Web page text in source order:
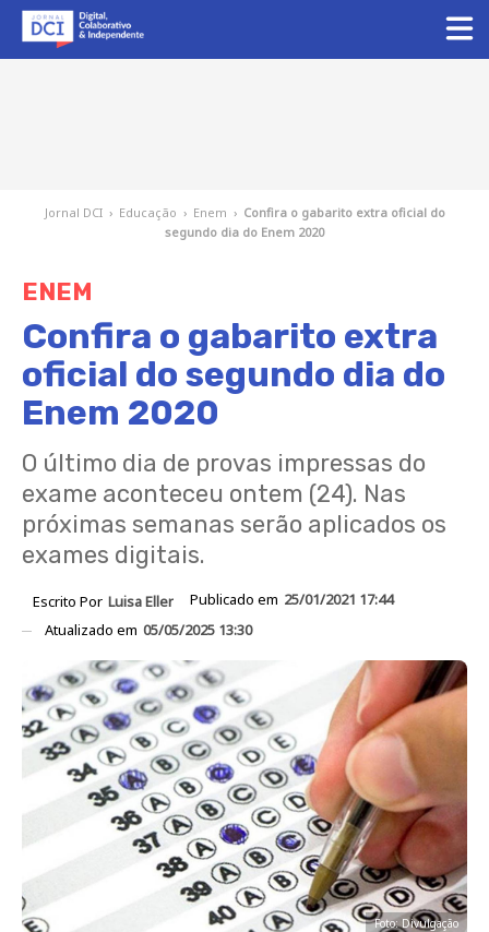
Jornal DCI › Educação › Enem › Confira o gabarito extra oficial do
segundo dia do Enem 2020
ENEM
Confira o gabarito extra
oficial do segundo dia do
Enem 2020
O último dia de provas impressas do
exame aconteceu ontem (24). Nas
próximas semanas serão aplicados os
exames digitais.
Escrito Por Luisa Eller Publicado em 25/01/2021 17:44
Atualizado em 05/05/2025 13:30
Foto: Divulgação